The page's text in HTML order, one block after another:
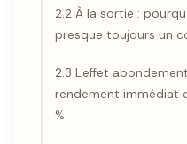
2.2 À la sortie :
presque toujours un
2.3 L'effet
rendement immédiat
%